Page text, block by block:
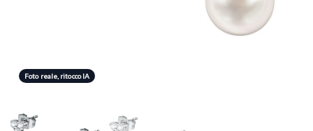
Foto reale, ritocco IA